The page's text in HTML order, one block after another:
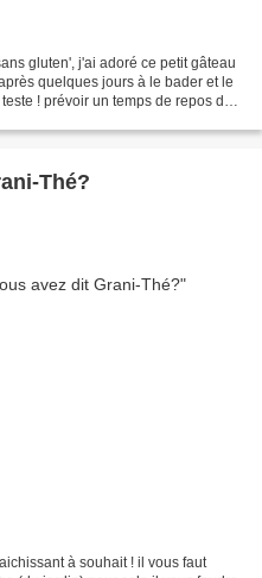
gluten', j'ai adoré ce petit gâteau
quelques jours à le bader et le
! prévoir un temps de repos de
Thé?
à souhait ! il vous faut